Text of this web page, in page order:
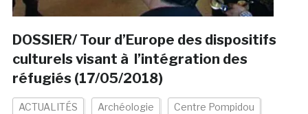
DOSSIER/ Tour d’Europe des dispositifs
culturels visant à l’intégration des
réfugiés (17/05/2018)
ACTUALITÉS Archéologie Centre Pompidou